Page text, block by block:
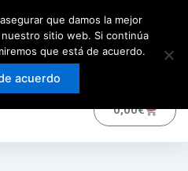
0,00€Carrito
que damos la mejor
sitio web. Si continúa
que está de acuerdo.
acuerdo